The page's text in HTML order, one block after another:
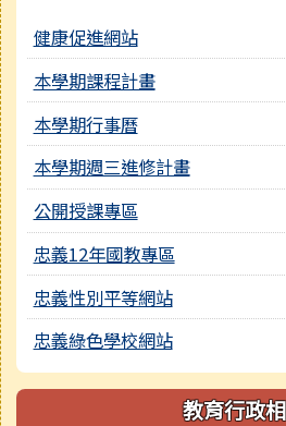
健康促進網站
本學期課程計畫
本學期行事曆
本學期週三進修計畫
公開授課專區
忠義12年國教專區
忠義性別平等網站
忠義綠色學校網站
教育行政